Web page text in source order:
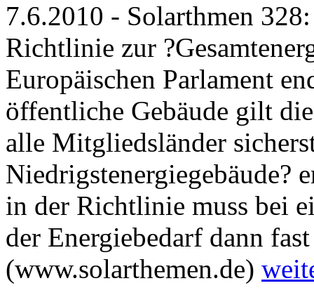
7.6.2010 - Solarthmen
Richtlinie zur
Europäischen Parlament
öffentliche Gebäude gilt
alle Mitgliedsländer
Niedrigstenergiegebäude?
in der Richtlinie muss bei
der Energiebedarf dann
(www.solarthemen.de)